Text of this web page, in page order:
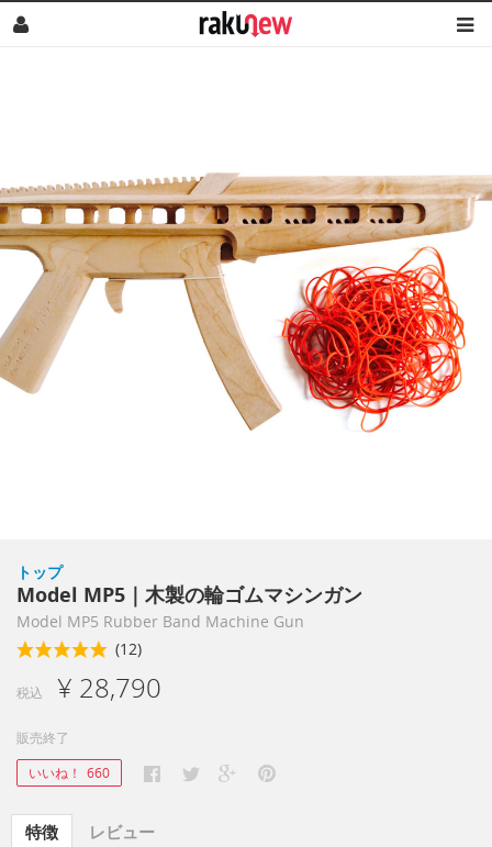
トップ
Model MP5｜木製の輪ゴムマシンガン
Model MP5 Rubber Band Machine Gun
(12)
税込 ¥ 28,790
販売終了
いいね！ 660
特徴 レビュー